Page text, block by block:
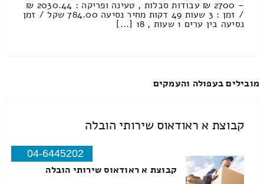
– 2700 ₪ עבודות סבלות , טעינה ופריקה : 2030.44 ₪
/ זמן : 3 שעות 49 דקות מחיר נסיעה 784.00 שקל / זמן
נסיעה בין ערים 1 שעות , 18 [...]
מובילים בעפולה והעמקים
קבוצת א ראודאוס שירותי הובלה
04-6445202
קבוצת א ראודאוס שירותי הובלה